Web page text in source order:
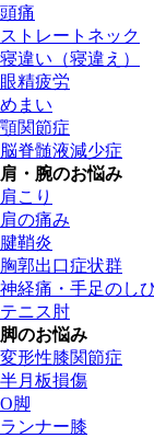
頭痛
ストレートネック
寝違い（寝違え）
眼精疲労
めまい
顎関節症
脳脊髄液減少症
肩・腕のお悩み
肩こり
肩の痛み
腱鞘炎
胸郭出口症状群
神経痛・手足のし
テニス肘
脚のお悩み
変形性膝関節症
半月板損傷
O脚
ランナー膝